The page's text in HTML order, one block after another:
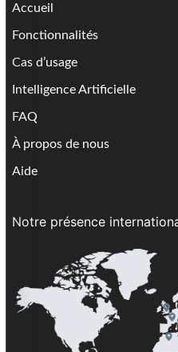
Accueil
Fonctionnalités
Cas d’usage
Intelligence Artificielle
FAQ
À propos de nous
Aide
Notre présence